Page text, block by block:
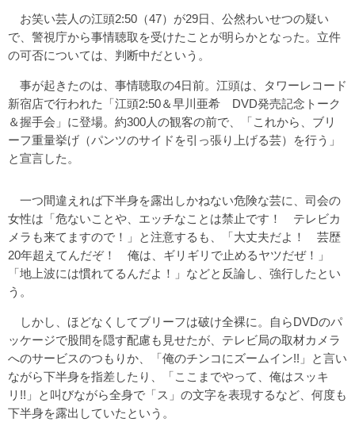
お笑い芸人の江頭2:50（47）が29日、公然わいせつの疑い
で、警視庁から事情聴取を受けたことが明らかとなった。立件
の可否については、判断中だという。
事が起きたのは、事情聴取の4日前。江頭は、タワーレコード
新宿店で行われた「江頭2:50＆早川亜希 DVD発売記念トーク
＆握手会」に登場。約300人の観客の前で、「これから、ブリ
ーフ重量挙げ（パンツのサイドを引っ張り上げる芸）を行う」
と宣言した。
一つ間違えれば下半身を露出しかねない危険な芸に、司会の
女性は「危ないことや、エッチなことは禁止です！ テレビカ
メラも来てますので！」と注意するも、「大丈夫だよ！ 芸歴
20年超えてんだぞ！ 俺は、ギリギリで止めるヤツだぜ！」
「地上波には慣れてるんだよ！」などと反論し、強行したとい
う。
しかし、ほどなくしてブリーフは破け全裸に。自らDVDのパ
ッケージで股間を隠す配慮も見せたが、テレビ局の取材カメラ
へのサービスのつもりか、「俺のチンコにズームイン!!」と言い
ながら下半身を指差したり、「ここまでやって、俺はスッキ
リ!!」と叫びながら全身で「ス」の文字を表現するなど、何度も
下半身を露出していたという。